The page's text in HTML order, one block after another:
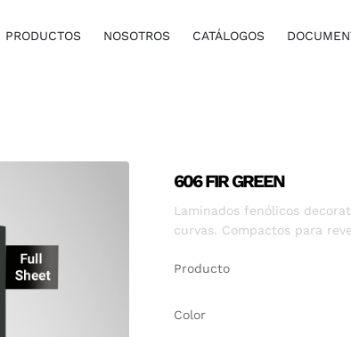
PRODUCTOS NOSOTROS CATÁLOGOS
606 FIR GREEN
Laminados fenólicos
curvas. Compactos para
Producto
Color